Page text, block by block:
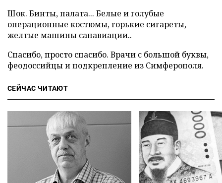
Шок. Бинты, палата... Белые и голубые
операционные костюмы, горькие сигареты,
желтые машины санавиации..
Спасибо, просто спасибо. Врачи с большой буквы,
феодоссийцы и подкрепление из Симферополя.
СЕЙЧАС ЧИТАЮТ